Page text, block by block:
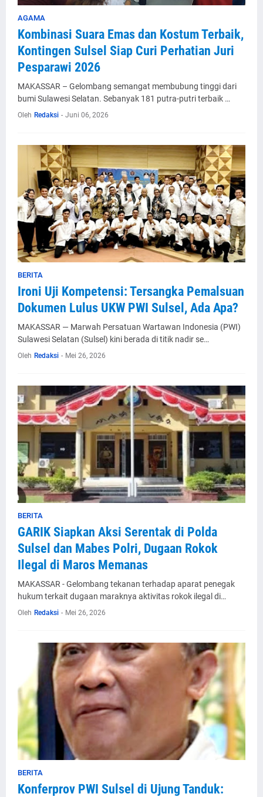
AGAMA
Kombinasi Suara Emas dan Kostum Terbaik,
Kontingen Sulsel Siap Curi Perhatian Juri
Pesparawi 2026
MAKASSAR – Gelombang semangat membubung tinggi dari
bumi Sulawesi Selatan. Sebanyak 181 putra-putri terbaik …
Oleh Redaksi - Juni 06, 2026
BERITA
Ironi Uji Kompetensi: Tersangka Pemalsuan
Dokumen Lulus UKW PWI Sulsel, Ada Apa?
MAKASSAR — Marwah Persatuan Wartawan Indonesia (PWI)
Sulawesi Selatan (Sulsel) kini berada di titik nadir se…
Oleh Redaksi - Mei 26, 2026
BERITA
GARIK Siapkan Aksi Serentak di Polda
Sulsel dan Mabes Polri, Dugaan Rokok
Ilegal di Maros Memanas
MAKASSAR - Gelombang tekanan terhadap aparat penegak
hukum terkait dugaan maraknya aktivitas rokok ilegal di…
Oleh Redaksi - Mei 26, 2026
BERITA
Konferprov PWI Sulsel di Ujung Tanduk: